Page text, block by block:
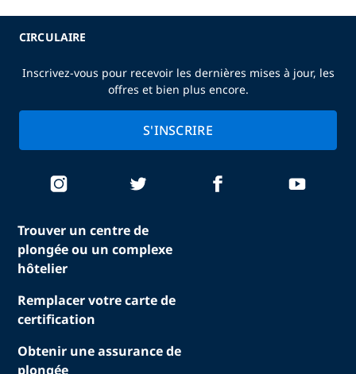
Trouver un centre de
plongée ou un complexe
hôtelier
Remplacer votre carte de
certification
Obtenir une assurance de
plongée
CIRCULAIRE
Inscrivez-vous pour recevoir les dernières mises à jour, les
offres et bien plus encore.
S'INSCRIRE